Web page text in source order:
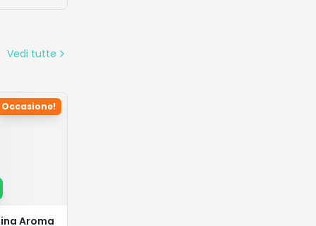
Vedi tutte
Occasione!
Aroma